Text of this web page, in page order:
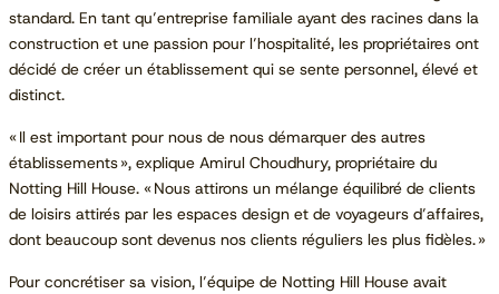
standard. En tant qu’entreprise familiale ayant des racines dans la
construction et une passion pour l’hospitalité, les propriétaires ont
décidé de créer un établissement qui se sente personnel, élevé et
distinct.
« Il est important pour nous de nous démarquer des autres
établissements », explique Amirul Choudhury, propriétaire du
Notting Hill House. « Nous attirons un mélange équilibré de clients
de loisirs attirés par les espaces design et de voyageurs d’affaires,
dont beaucoup sont devenus nos clients réguliers les plus fidèles. »
Pour concrétiser sa vision, l’équipe de Notting Hill House avait